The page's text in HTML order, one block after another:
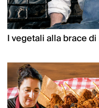
I vegetali alla brace